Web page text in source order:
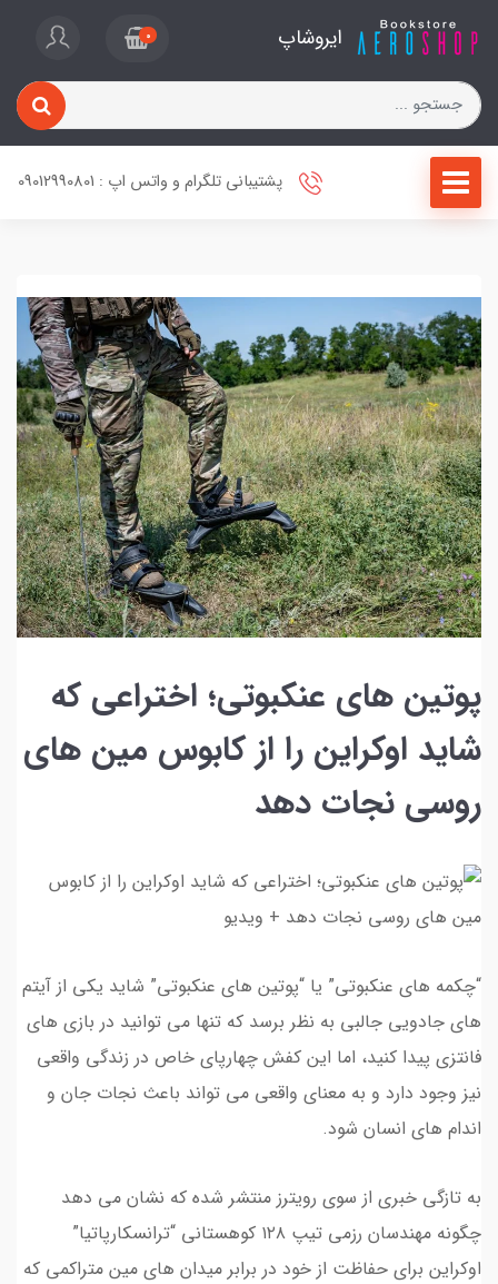
ایروشاپ 0
پشتیبانی تلگرام و واتس اپ : 09012990801
پوتین های عنکبوتی؛ اختراعی که
شاید اوکراین را از کابوس مین های
روسی نجات دهد
“چکمه های عنکبوتی” یا “پوتین های عنکبوتی” شاید یکی از آیتم
های جادویی جالبی به نظر برسد که تنها می توانید در بازی های
فانتزی پیدا کنید، اما این کفش چهارپای خاص در زندگی واقعی
نیز وجود دارد و به معنای واقعی می تواند باعث نجات جان و
اندام های انسان شود.
به تازگی خبری از سوی رویترز منتشر شده که نشان می دهد
چگونه مهندسان رزمی تیپ ۱۲۸ کوهستانی “ترانسکارپاتیا”
اوکراین برای حفاظت از خود در برابر میدان های مین متراکمی که